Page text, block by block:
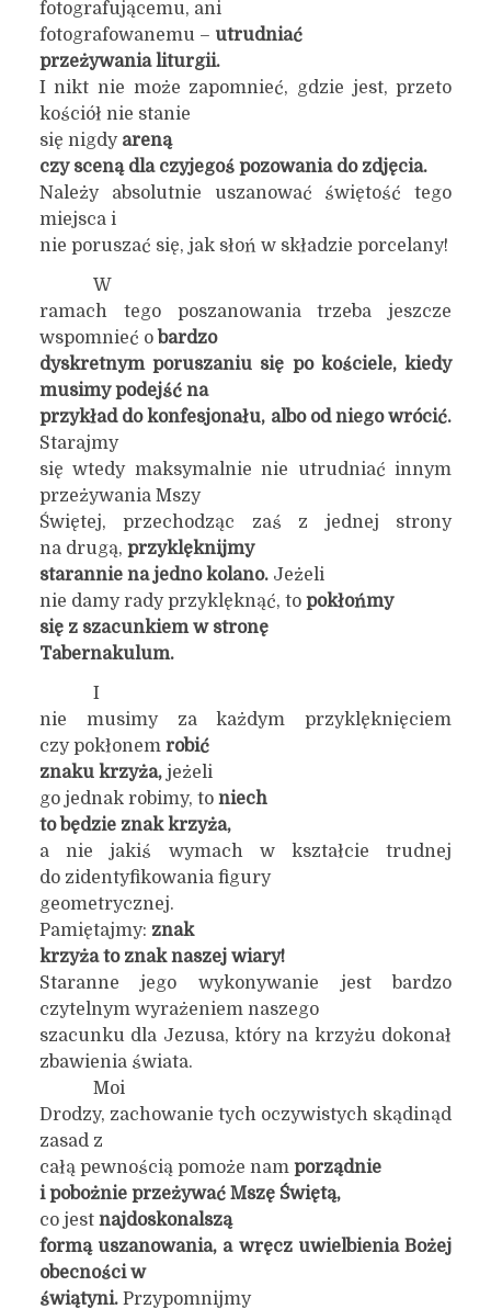
fotografującemu, ani
fotografowanemu – utrudniać
przeżywania liturgii.
I nikt nie może zapomnieć, gdzie jest, przeto
kościół nie stanie
się nigdy areną
czy sceną dla czyjegoś pozowania do zdjęcia.
Należy absolutnie uszanować świętość tego
miejsca i
nie poruszać się, jak słoń w składzie porcelany!
W
ramach tego poszanowania trzeba jeszcze
wspomnieć o bardzo
dyskretnym poruszaniu się po kościele, kiedy
musimy podejść na
przykład do konfesjonału, albo od niego wrócić.
Starajmy
się wtedy maksymalnie nie utrudniać innym
przeżywania Mszy
Świętej, przechodząc zaś z jednej strony
na drugą, przyklęknijmy
starannie na jedno kolano. Jeżeli
nie damy rady przyklęknąć, to pokłońmy
się z szacunkiem w stronę
Tabernakulum.
I
nie musimy za każdym przyklęknięciem
czy pokłonem robić
znaku krzyża, jeżeli
go jednak robimy, to niech
to będzie znak krzyża,
a nie jakiś wymach w kształcie trudnej
do zidentyfikowania figury
geometrycznej.
Pamiętajmy: znak
krzyża to znak naszej wiary!
Staranne jego wykonywanie jest bardzo
czytelnym wyrażeniem naszego
szacunku dla Jezusa, który na krzyżu dokonał
zbawienia świata.
Moi
Drodzy, zachowanie tych oczywistych skądinąd
zasad z
całą pewnością pomoże nam porządnie
i pobożnie przeżywać Mszę Świętą,
co jest najdoskonalszą
formą uszanowania, a wręcz uwielbienia Bożej
obecności w
świątyni. Przypomnijmy